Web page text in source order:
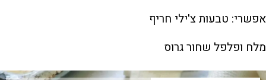
אפשרי: טבעות צ'ילי חריף
מלח ופלפל שחור גרוס